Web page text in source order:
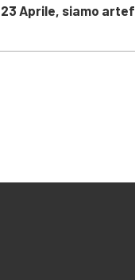
23 Aprile, siamo